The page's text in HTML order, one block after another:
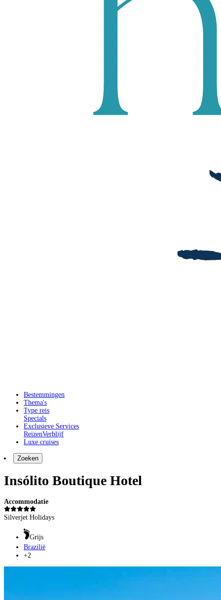
Bestemmingen
Thema's
Type reis
Specials
Exclusieve Services
ReizenVerblijf
Luxe cruises
Zoeken
Insólito Boutique Hotel
Accommodatie
Silverjet Holidays
Grijs
Brazilië
+2